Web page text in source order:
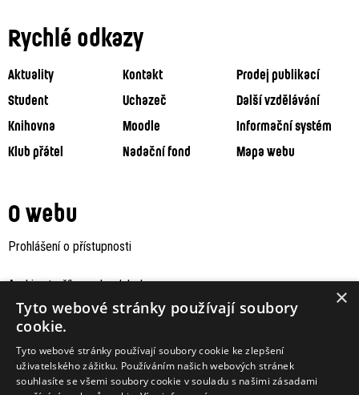
Rychlé odkazy
Aktuality Kontakt
Prodej publikací
Student
Uchazeč
Další vzdělávání
Knihovna
Moodle
Informační systém
Klub přátel
Nadační fond Mapa webu
O webu
Prohlášení o přístupnosti
Archiv staršího webu Jaboku ×
Tyto webové stránky používají soubory
cookie.
Tyto webové stránky používají soubory cookie ke zlepšení
uživatelského zážitku. Používáním našich webových stránek
souhlasíte se všemi soubory cookie v souladu s našimi zásadami